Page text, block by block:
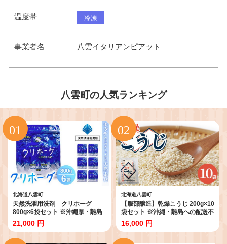
温度帯 冷凍
事業者名 八雲イタリアンピアット
八雲町の人気ランキング
北海道八雲町
天然洗濯用洗剤 クリホーグ
800g×6袋セット ※沖縄県・離島
への配送不可
21,000 円
北海道八雲町
【服部醸造】乾燥こうじ 200g×10
袋セット ※沖縄・離島への配送不
可
16,000 円